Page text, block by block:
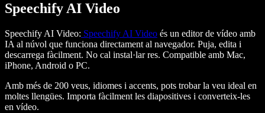
Speechify AI Video
Speechify AI Video: Speechify AI Video és un editor de vídeo amb
IA al núvol que funciona directament al navegador. Puja, edita i
descarrega fàcilment. No cal instal·lar res. Compatible amb Mac,
iPhone, Android o PC.
Amb més de 200 veus, idiomes i accents, pots trobar la veu ideal en
moltes llengües. Importa fàcilment les diapositives i converteix-les
en vídeo.